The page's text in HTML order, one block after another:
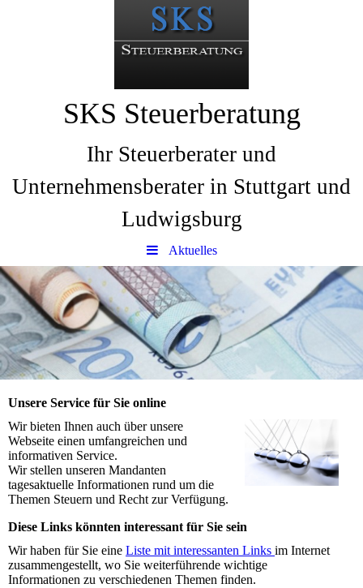
SKS Steuerberatung
Ihr Steuerberater und
Unternehmensberater in Stuttgart und
Ludwigsburg
Aktuelles
Unsere Service für Sie online
Wir bieten Ihnen auch über unsere
Webseite einen umfangreichen und
informativen Service.
Wir stellen unseren Mandanten
tagesaktuelle Informationen rund um die
Themen Steuern und Recht zur Verfügung.
Diese Links könnten interessant für Sie sein
Wir haben für Sie eine Liste mit interessanten Links im Internet
zusammengestellt, wo Sie weiterführende wichtige
Informationen zu verschiedenen Themen finden.